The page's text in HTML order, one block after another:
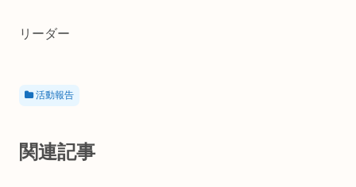
リーダー
活動報告
関連記事